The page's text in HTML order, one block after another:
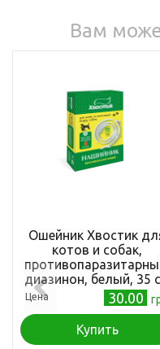
Вам
Ошейник Хвостик
котов и собак,
диазинон, белый, 35
Цена 30.00
Купить